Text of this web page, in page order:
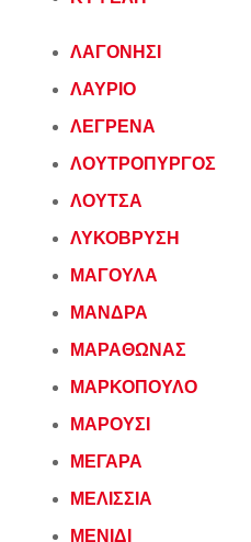
ΛΑΓΟΝΗΣΙ
ΛΑΥΡΙΟ
ΛΕΓΡΕΝΑ
ΛΟΥΤΡΟΠΥΡΓΟΣ
ΛΟΥΤΣΑ
ΛΥΚΟΒΡΥΣΗ
ΜΑΓΟΥΛΑ
ΜΑΝΔΡΑ
ΜΑΡΑΘΩΝΑΣ
ΜΑΡΚΟΠΟΥΛΟ
ΜΑΡΟΥΣΙ
ΜΕΓΑΡΑ
ΜΕΛΙΣΣΙΑ
ΜΕΝΙΔΙ